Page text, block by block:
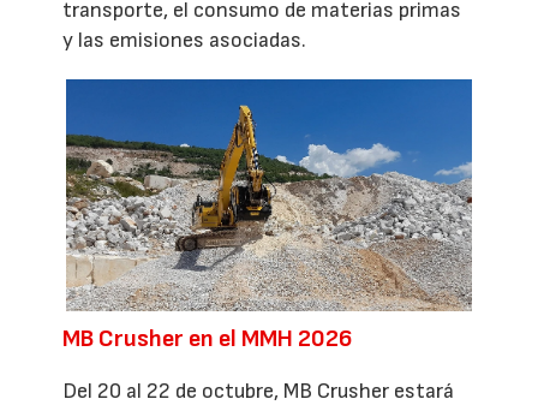
transporte, el consumo de materias primas
y las emisiones asociadas.
MB Crusher en el MMH 2026
Del 20 al 22 de octubre, MB Crusher estará